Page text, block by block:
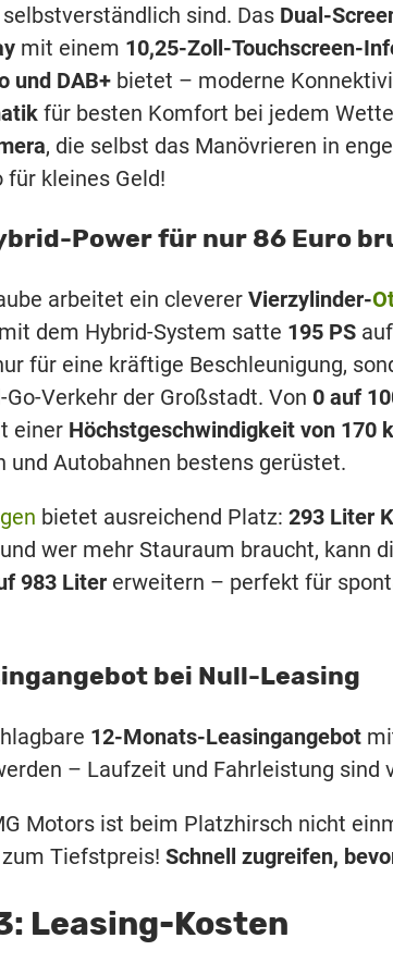
sind. Das Dual-
mit einem 10,25-Zoll-Touchscreen-
und DAB+ bietet – moderne
für besten Komfort bei jedem
, die selbst das Manövrieren in
für kleines Geld!
Power für nur 86 Euro
arbeitet ein cleverer Vierzylinder-
dem Hybrid-System satte 195 PS
für eine kräftige Beschleunigung,
Go-Verkehr der Großstadt. Von 0 auf
einer Höchstgeschwindigkeit von 170
und Autobahnen bestens gerüstet.
bietet ausreichend Platz: 293 Liter
wer mehr Stauraum braucht, kann
983 Liter erweitern – perfekt für
bei Null-Leasing
12-Monats-Leasingangebot
– Laufzeit und Fahrleistung sind
Motors ist beim Platzhirsch nicht
Tiefstpreis! Schnell zugreifen,
Leasing-Kosten